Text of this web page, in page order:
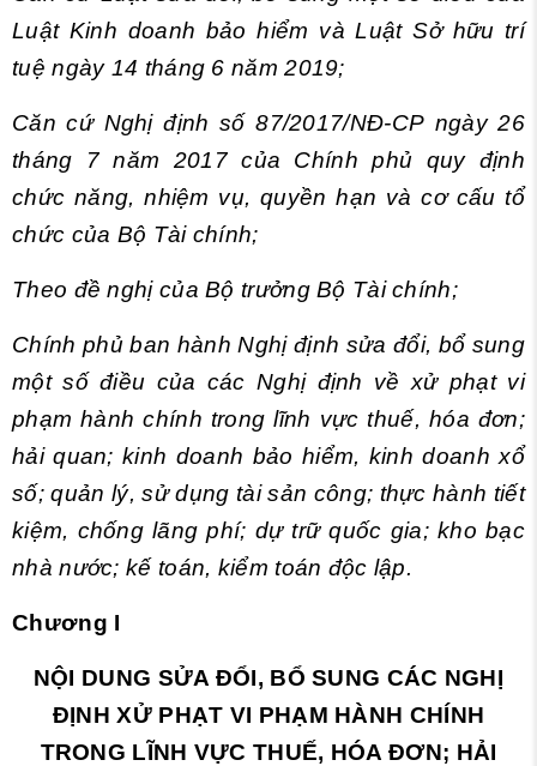
Luật Kinh doanh bảo hiểm và Luật Sở hữu trí
tuệ ngày 14 tháng 6 năm 2019;
Căn cứ Nghị định số 87/2017/NĐ-CP ngày 26
tháng 7 năm 2017 của Chính phủ quy định
chức năng, nhiệm vụ, quyền hạn và cơ cấu tổ
chức của Bộ Tài chính;
Theo đề nghị của Bộ trưởng Bộ Tài chính;
Chính phủ ban hành Nghị định sửa đổi, bổ sung
một số điều của các Nghị định về xử phạt vi
phạm hành chính trong lĩnh vực thuế, hóa đơn;
hải quan; kinh doanh bảo hiểm, kinh doanh xổ
số; quản lý, sử dụng tài sản công; thực hành tiết
kiệm, chống lãng phí; dự trữ quốc gia; kho bạc
nhà nước; kế toán, kiểm toán độc lập.
Chương I
NỘI DUNG SỬA ĐỔI, BỔ SUNG CÁC NGHỊ
ĐỊNH XỬ PHẠT VI PHẠM HÀNH CHÍNH
TRONG LĨNH VỰC THUẾ, HÓA ĐƠN; HẢI